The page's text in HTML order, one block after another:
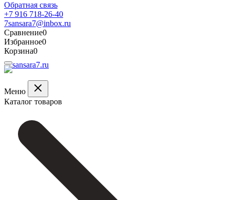
Обратная связь
+7 916 718-26-40
7sansara7@inbox.ru
Сравнение0
Избранное0
Корзина0
Меню
Каталог товаров